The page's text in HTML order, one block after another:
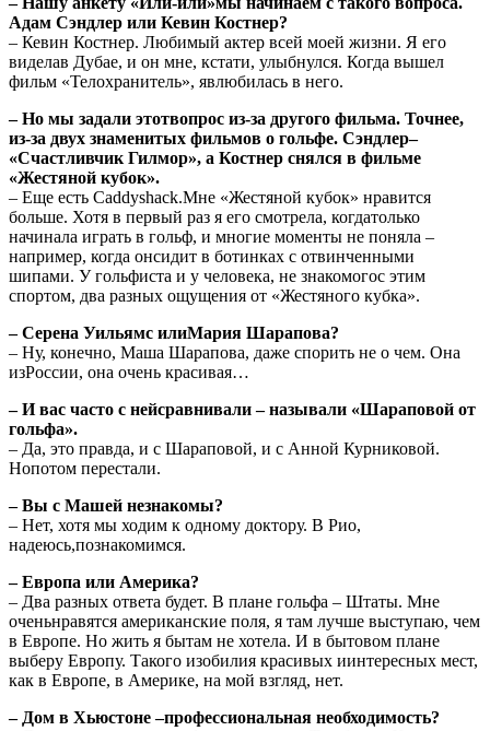
Адам Сэндлер или Кевин Костнер?
– Кевин Костнер. Любимый актер всей моей жизни. Я его
виделав Дубае, и он мне, кстати, улыбнулся. Когда вышел
фильм «Телохранитель», явлюбилась в него.
– Но мы задали этотвопрос из-за другого фильма. Точнее,
из-за двух знаменитых фильмов о гольфе. Сэндлер–
«Счастливчик Гилмор», а Костнер снялся в фильме
«Жестяной кубок».
– Еще есть Caddyshack.Мне «Жестяной кубок» нравится
больше. Хотя в первый раз я его смотрела, когдатолько
начинала играть в гольф, и многие моменты не поняла –
например, когда онсидит в ботинках с отвинченными
шипами. У гольфиста и у человека, не знакомогос этим
спортом, два разных ощущения от «Жестяного кубка».
– Серена Уильямс илиМария Шарапова?
– Ну, конечно, Маша Шарапова, даже спорить не о чем. Она
изРоссии, она очень красивая…
– И вас часто с нейсравнивали – называли «Шараповой от
гольфа».
– Да, это правда, и с Шараповой, и с Анной Курниковой.
Нопотом перестали.
– Вы с Машей незнакомы?
– Нет, хотя мы ходим к одному доктору. В Рио,
надеюсь,познакомимся.
– Европа или Америка?
– Два разных ответа будет. В плане гольфа – Штаты. Мне
оченьнравятся американские поля, я там лучше выступаю, чем
в Европе. Но жить я бытам не хотела. И в бытовом плане
выберу Европу. Такого изобилия красивых иинтересных мест,
как в Европе, в Америке, на мой взгляд, нет.
– Дом в Хьюстоне –профессиональная необходимость?